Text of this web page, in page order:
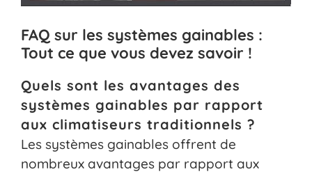
FAQ sur les systèmes gainables :
Tout ce que vous devez savoir !
Quels sont les avantages des
systèmes gainables par rapport
aux climatiseurs traditionnels ?
Les systèmes gainables offrent de
nombreux avantages par rapport aux